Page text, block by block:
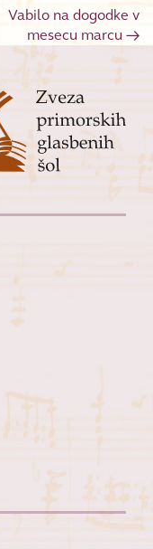
Vabilo na dogodke v
mesecu marcu →